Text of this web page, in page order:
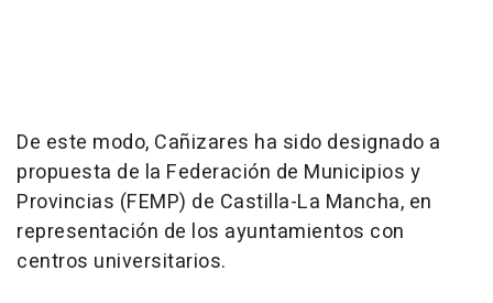
De este modo, Cañizares ha sido designado a
propuesta de la Federación de Municipios y
Provincias (FEMP) de Castilla-La Mancha, en
representación de los ayuntamientos con
centros universitarios.